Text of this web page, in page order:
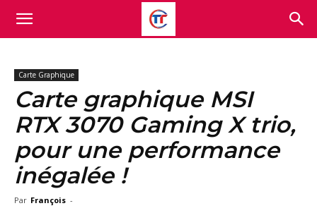
Carte Graphique
Carte graphique MSI
RTX 3070 Gaming X trio,
pour une performance
inégalée !
Par François -